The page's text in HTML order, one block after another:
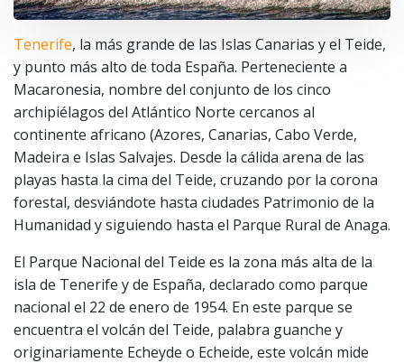
Tenerife, la más grande de las Islas Canarias y el Teide,
y punto más alto de toda España. Perteneciente a
Macaronesia, nombre del conjunto de los cinco
archipiélagos del Atlántico Norte cercanos al
continente africano (Azores, Canarias, Cabo Verde,
Madeira e Islas Salvajes. Desde la cálida arena de las
playas hasta la cima del Teide, cruzando por la corona
forestal, desviándote hasta ciudades Patrimonio de la
Humanidad y siguiendo hasta el Parque Rural de Anaga.
El Parque Nacional del Teide es la zona más alta de la
isla de Tenerife y de España, declarado como parque
nacional el 22 de enero de 1954. En este parque se
encuentra el volcán del Teide, palabra guanche y
originariamente Echeyde o Echeide, este volcán mide